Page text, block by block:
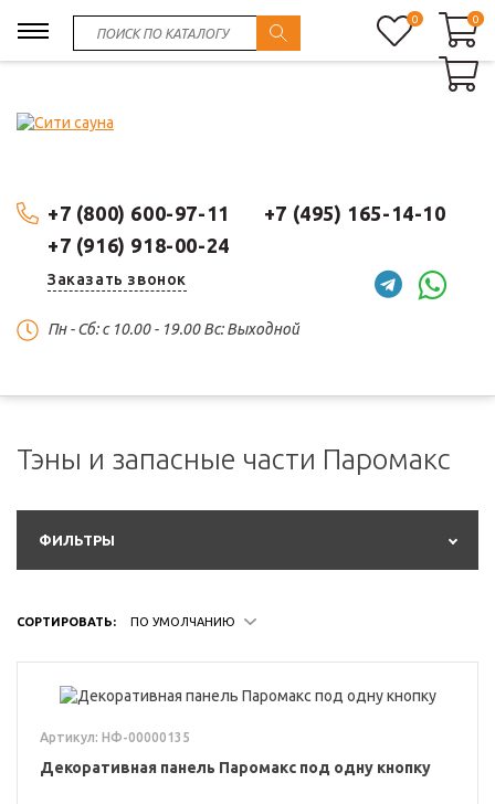
+7 (800) 600-97-11
+7 (495) 165-14-10
+7 (916) 918-00-24
Заказать звонок
Пн - Сб: c 10.00 - 19.00 Вс: Выходной
0 0
0
Тэны и запасные части Паромакс
ФИЛЬТРЫ
СОРТИРОВАТЬ: ПО УМОЛЧАНИЮ
Артикул: НФ-00000135
Декоративная панель Паромакс под одну кнопку